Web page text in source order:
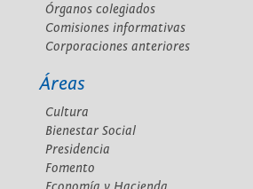
Órganos colegiados
Comisiones informativas
Corporaciones anteriores
Áreas
Cultura
Bienestar Social
Presidencia
Fomento